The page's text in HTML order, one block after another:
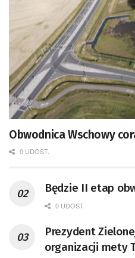
Obwodnica Wschowy
0 UDOST.
Będzie II etap
0 UDOST.
Prezydent
organizacji mety